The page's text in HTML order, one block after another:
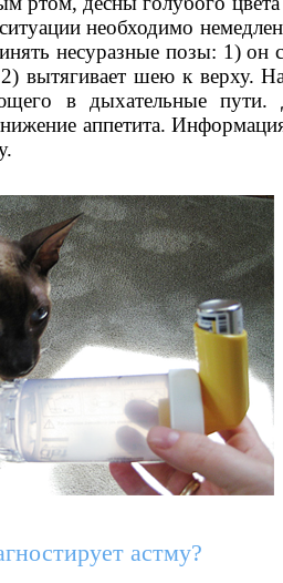
необходимо
несуразные позы: 1)
вытягивает шею к верху.
в дыхательные
аппетита.
астму?